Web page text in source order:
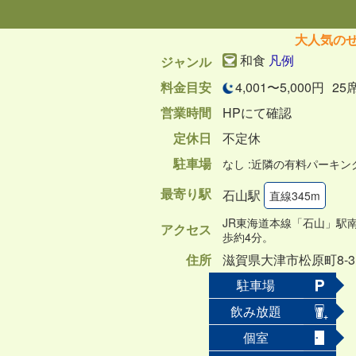
大人気の
ジャンル
和食 凡例
料金目安
4,001〜5,000円 25
営業時間
HPにて確認
定休日
不定休
駐車場
なし :近隣の有料パーキ
最寄り駅 石山駅 直線345m
アクセス
JR東海道本線「石山」駅
歩約4分。
住所
滋賀県大津市松原町8-3
駐車場
飲み放題
個室